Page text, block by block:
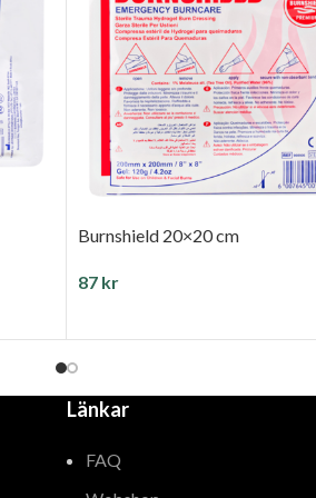
Burnshield 20×20 cm
87 kr
Länkar
FAQ